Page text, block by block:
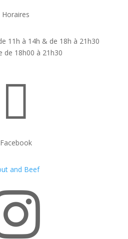
Horaires
11h à 14h & de 18h à 21h30
de 18h00 à 21h30

Facebook
and Beef